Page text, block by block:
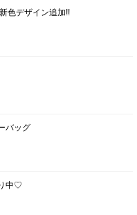
色デザイン追加!!
バッグ
中♡